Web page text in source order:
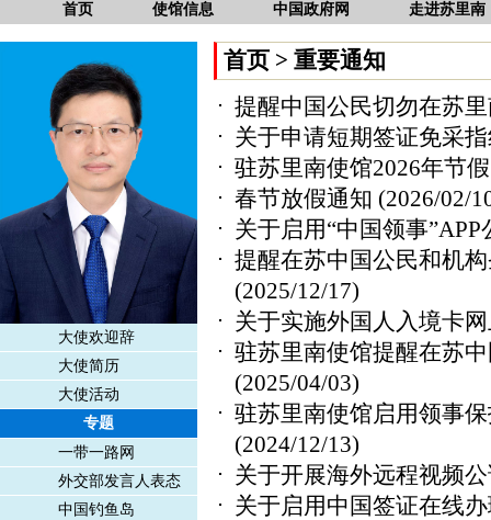
首页 使馆信息 中国政府网 走进苏里南
大使欢迎辞
大使简历
大使活动
专题
一带一路网
外交部发言人表态
中国钓鱼岛
首页 > 重要通知
提醒中国公民切勿在苏
关于申请短期签证免采
驻苏里南使馆2026年节
春节放假通知 (2026/02/
关于启用“中国领事
提醒在苏中国公民和机
(2025/12/17)
关于实施外国人入境卡
驻苏里南使馆提醒在苏
(2025/04/03)
驻苏里南使馆启用领事
(2024/12/13)
关于开展海外远程视频
关于启用中国签证在线